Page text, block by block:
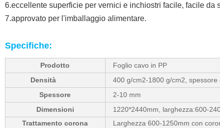
6.eccellente superficie per vernici e inchiostri facile, facile da
7.approvato per l'imballaggio alimentare.
Specifiche:
Prodotto
Foglio cavo in PP
Densità
400 g/cm2-1800 g/cm2, spessore
Spessore
2-10 mm
Dimensioni
1220*2440mm, larghezza:600-
Trattamento corona
Larghezza 600-1250mm con